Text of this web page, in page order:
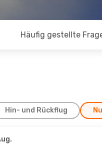
Häufig gestellte
Hin- und Rückflug